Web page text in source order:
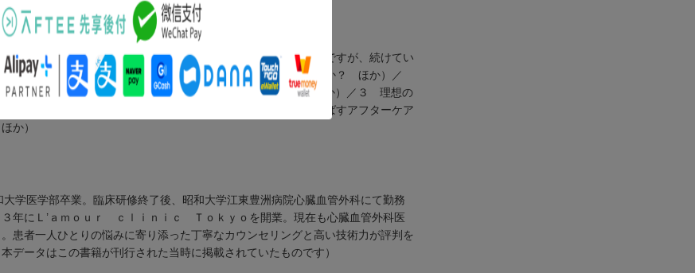
ーラーを毎日使っています。今のところあまり効果がないのですが、続けてい
Ｓ美顔器やＲＦ美顔器がちまたで人気ですが、効果がありますか？ ほか）／
／顔の大きさがどれくらいになれば「小顔」なんですか？ ほか）／３ 理想の
はどんな施術ですか？ ほか）／４ 施術後のケア、効果をのばすアフターケア
か）
医学部卒業。臨床研修終了後、昭和大学江東豊洲病院心臓血管外科にて勤務
年にＬ’ａｍｏｕｒ ｃｌｉｎｉｃ Ｔｏｋｙｏを開業。現在も心臓血管外科医
患者一人ひとりの悩みに寄り添った丁寧なカウンセリングと高い技術力が評判を
ータはこの書籍が刊行された当時に掲載されていたものです）